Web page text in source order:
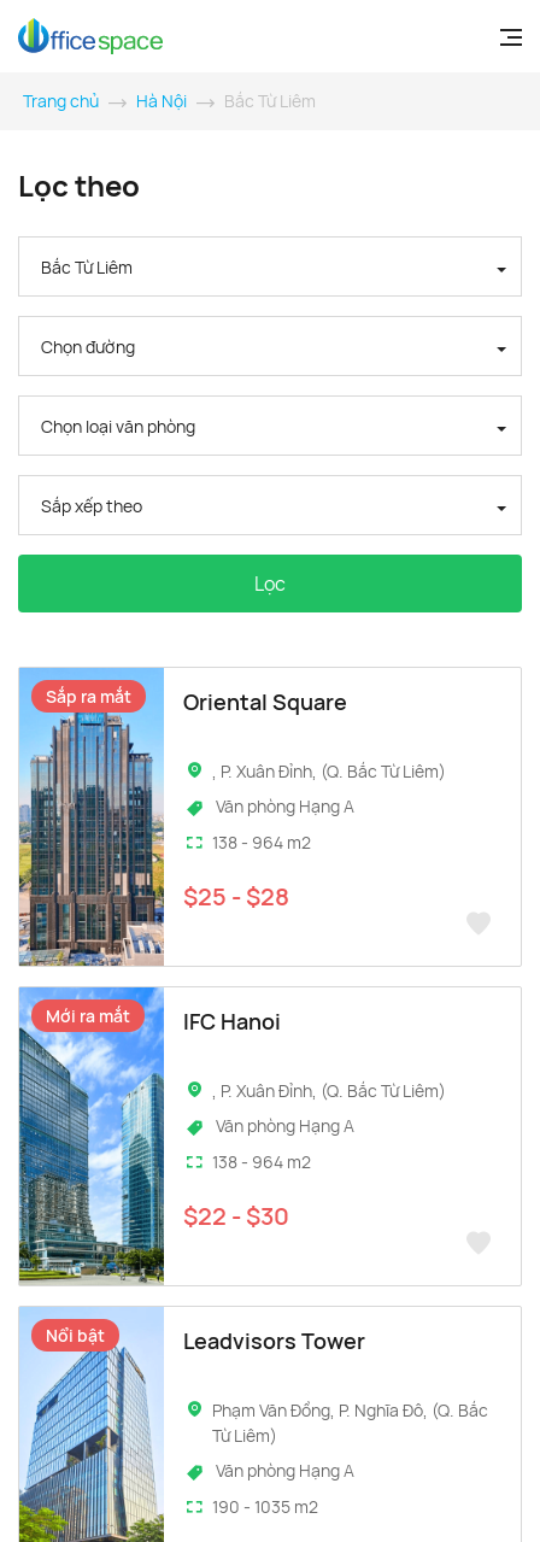
Trang chủ Hà Nội Bắc Từ Liêm
Lọc theo
Bắc Từ Liêm
Chọn đường
Chọn loại văn phòng
Sắp xếp theo
Lọc
Sắp ra mắt Oriental Square
, P. Xuân Đỉnh, (Q. Bắc Từ Liêm)
Văn phòng Hạng A
138 - 964 m2
$25 - $28
Mới ra mắt IFC Hanoi
, P. Xuân Đỉnh, (Q. Bắc Từ Liêm)
Văn phòng Hạng A
138 - 964 m2
$22 - $30
Nổi bật Leadvisors Tower
Phạm Văn Đồng, P. Nghĩa Đô, (Q. Bắc
Từ Liêm)
Văn phòng Hạng A
190 - 1035 m2